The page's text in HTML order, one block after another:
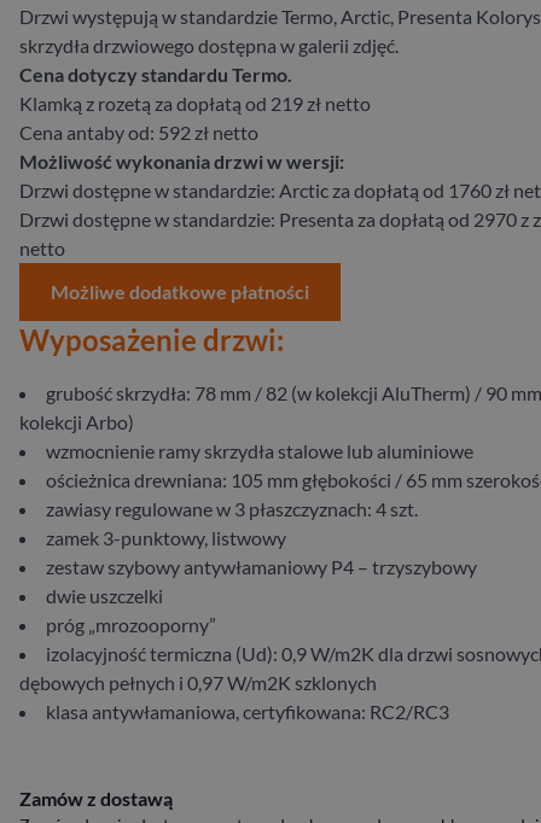
Drzwi występują w standardzie Termo, Arctic, Presenta
skrzydła drzwiowego dostępna w galerii zdjęć.
Cena dotyczy standardu Termo.
Klamką z rozetą za dopłatą od 219 zł netto
Cena antaby od: 592 zł netto
Możliwość wykonania drzwi w wersji:
Drzwi dostępne w standardzie: Arctic za dopłatą od 1760 zł
Drzwi dostępne w standardzie: Presenta za dopłatą od 2970 z
netto
Możliwe dodatkowe płatności
Wyposażenie drzwi:
grubość skrzydła: 78 mm / 82 (w kolekcji AluTherm) / 90
kolekcji Arbo)
wzmocnienie ramy skrzydła stalowe lub aluminiowe
ościeżnica drewniana: 105 mm głębokości / 65 mm
zawiasy regulowane w 3 płaszczyznach: 4 szt.
zamek 3-punktowy, listwowy
zestaw szybowy antywłamaniowy P4 – trzyszybowy
dwie uszczelki
próg „mrozooporny”
izolacyjność termiczna (Ud): 0,9 W/m2K dla drzwi
dębowych pełnych i 0,97 W/m2K szklonych
klasa antywłamaniowa, certyfikowana: RC2/RC3
Zamów z dostawą